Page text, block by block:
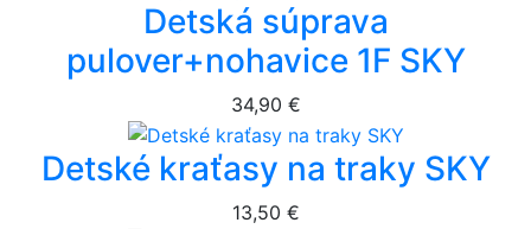
Detská súprava
pulover+nohavice 1F SKY
34,90 €
Detské kraťasy na traky SKY
13,50 €